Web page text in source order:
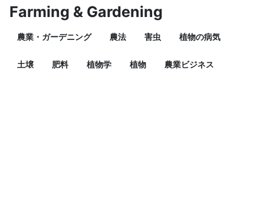
Farming & Gardening
農業・ガーデニング 農法 害虫 植物の病気
土壌 肥料 植物学 植物 農業ビジネス